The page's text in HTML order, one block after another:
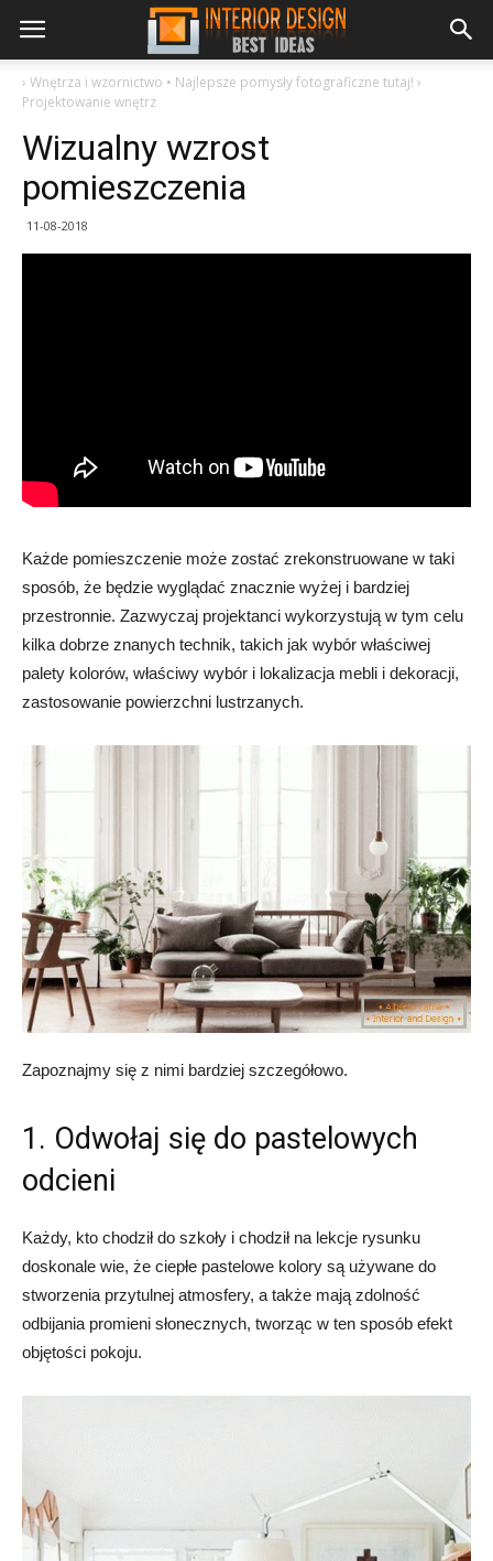
› Wnętrza i wzornictwo • Najlepsze pomysły fotograficzne tutaj! ›
Projektowanie wnętrz
Wizualny wzrost
pomieszczenia
11-08-2018
Każde pomieszczenie może zostać zrekonstruowane w taki
sposób, że będzie wyglądać znacznie wyżej i bardziej
przestronnie. Zazwyczaj projektanci wykorzystują w tym celu
kilka dobrze znanych technik, takich jak wybór właściwej
palety kolorów, właściwy wybór i lokalizacja mebli i dekoracji,
zastosowanie powierzchni lustrzanych.
Zapoznajmy się z nimi bardziej szczegółowo.
1. Odwołaj się do pastelowych
odcieni
Każdy, kto chodził do szkoły i chodził na lekcje rysunku
doskonale wie, że ciepłe pastelowe kolory są używane do
stworzenia przytulnej atmosfery, a także mają zdolność
odbijania promieni słonecznych, tworząc w ten sposób efekt
objętości pokoju.